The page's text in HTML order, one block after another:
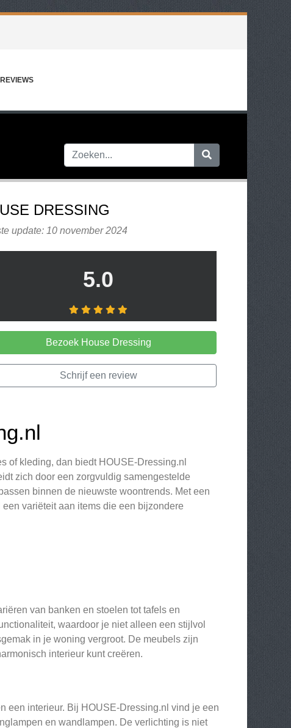
REVIEWS
DRESSING
update: 10 november 2024
5.0
Bezoek House Dressing
Schrijf een review
of kleding, dan biedt HOUSE-Dressing.nl
zich door een zorgvuldig samengestelde
binnen de nieuwste woontrends. Met een
variëteit aan items die een bijzondere
van banken en stoelen tot tafels en
waardoor je niet alleen een stijlvol
in je woning vergroot. De meubels zijn
interieur kunt creëren.
een interieur. Bij HOUSE-Dressing.nl vind je een
en wandlampen. De verlichting is niet